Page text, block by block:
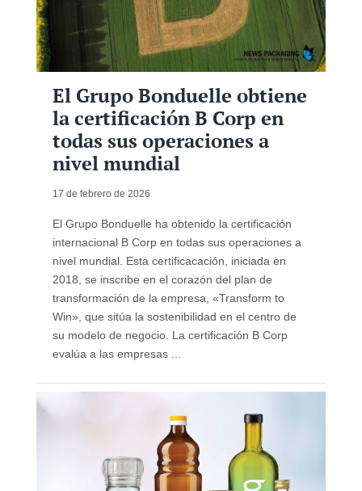
El Grupo Bonduelle obtiene
la certificación B Corp en
todas sus operaciones a
nivel mundial
17 de febrero de 2026
El Grupo Bonduelle ha obtenido la certificación
internacional B Corp en todas sus operaciones a
nivel mundial. Esta certificacación, iniciada en
2018, se inscribe en el corazón del plan de
transformación de la empresa, «Transform to
Win», que sitúa la sostenibilidad en el centro de
su modelo de negocio. La certificación B Corp
evalúa a las empresas ...